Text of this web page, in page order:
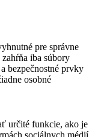
pre správne
iba súbory
bezpečnostné prvky
osobné
určité funkcie, ako je